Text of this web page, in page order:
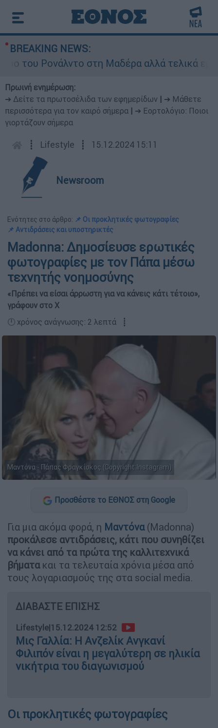
BREAKING NEWS:
Ρονάλντο στη Μαδέρα αλλά τελικά
Πρωινή ενημέρωση:
➔ Δείτε τα πρωτοσέλιδα των εφημερίδων
➔ Μάθετε
περισσότερα για τον καιρό σήμερα
➔ Εορτολόγιο: Ποιοι
γιορτάζουν σήμερα
┋ Lifestyle ┋ 15.12.2024 15:11
Newsroom
Ενότητες στο άρθρο: 📌 Οι προκλητικές φωτογραφίες
📌 Αντιδράσεις και υποστηρικτές
Madonna: Δημοσίευσε ερωτικές
φωτογραφίες με τον Πάπα μέσω
τεχνητής νοημοσύνης
«Πρέπει να είσαι άρρωστη για να κάνεις κάτι τέτοιο»,
γράφουν στο Χ
🕛 χρόνος ανάγνωσης: 2 λεπτά ┋
Μαντόνα - Πάπας Φραγκίσκος (Copyright:Instagram)
Προσθέστε το ΕΘΝΟΣ στη Google
Για μια ακόμα φορά, η Μαντόνα (Madonna)
προκάλεσε αντιδράσεις, κάτι που συνηθίζει
να κάνει από τα πρώτα της καλλιτεχνικά
βήματακαι τα τελευταία χρόνια μέσα από
τους λογαριασμούς της στα social media.
ΔΙΑΒΑΣΤΕ ΕΠΙΣΗΣ
Lifestyle|15.12.2024 12:52
Μις Γαλλία: Η Ανζελίκ Ανγκανί
Φιλιπόν είναι η μεγαλύτερη σε ηλικία
νικήτρια του διαγωνισμού
Οι προκλητικές φωτογραφίες